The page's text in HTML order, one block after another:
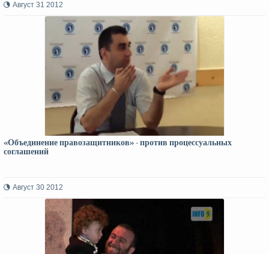
Август 31 2012
«Объединение правозащитников» - против процессуальных
соглашений
Август 30 2012